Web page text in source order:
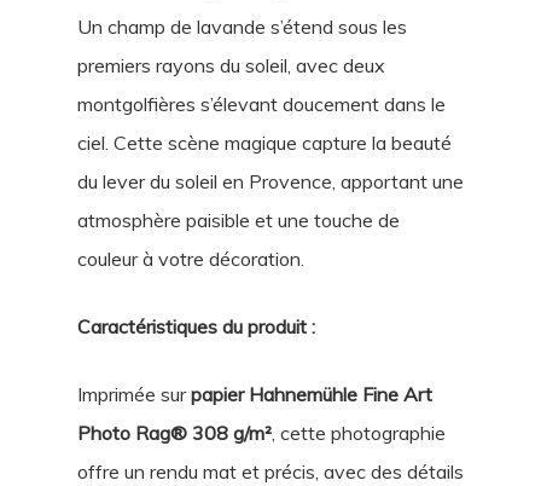
Un champ de lavande s’étend sous les
premiers rayons du soleil, avec deux
montgolfières s’élevant doucement dans le
ciel. Cette scène magique capture la beauté
du lever du soleil en Provence, apportant une
atmosphère paisible et une touche de
couleur à votre décoration.
Caractéristiques du produit :
Imprimée surpapier Hahnemühle Fine Art
Photo Rag® 308 g/m², cette photographie
offre un rendu mat et précis, avec des détails